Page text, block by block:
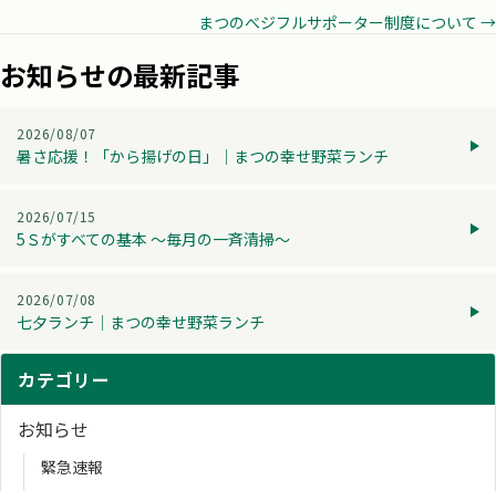
まつのべジフルサポーター制度について →
お知らせの最新記事
2026/08/07
暑さ応援！「から揚げの日」│まつの幸せ野菜ランチ
2026/07/15
5Ｓがすべての基本 ～毎月の一斉清掃～
2026/07/08
七夕ランチ│まつの幸せ野菜ランチ
カテゴリー
お知らせ
緊急速報